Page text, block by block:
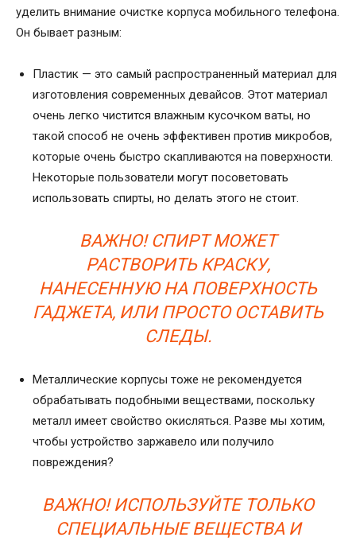
уделить внимание очистке корпуса мобильного телефона.
Он бывает разным:
Пластик — это самый распространенный материал для
изготовления современных девайсов. Этот материал
очень легко чистится влажным кусочком ваты, но
такой способ не очень эффективен против микробов,
которые очень быстро скапливаются на поверхности.
Некоторые пользователи могут посоветовать
использовать спирты, но делать этого не стоит.
ВАЖНО! СПИРТ МОЖЕТ
РАСТВОРИТЬ КРАСКУ,
НАНЕСЕННУЮ НА ПОВЕРХНОСТЬ
ГАДЖЕТА, ИЛИ ПРОСТО ОСТАВИТЬ
СЛЕДЫ.
Металлические корпусы тоже не рекомендуется
обрабатывать подобными веществами, поскольку
металл имеет свойство окисляться. Разве мы хотим,
чтобы устройство заржавело или получило
повреждения?
ВАЖНО! ИСПОЛЬЗУЙТЕ ТОЛЬКО
СПЕЦИАЛЬНЫЕ ВЕЩЕСТВА И